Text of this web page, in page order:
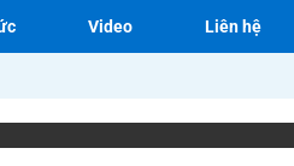
Video Liên hệ